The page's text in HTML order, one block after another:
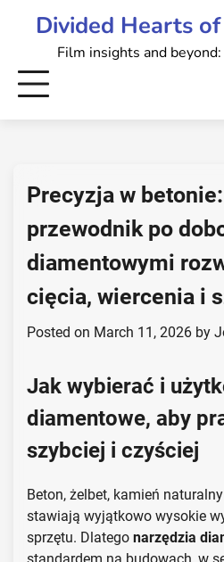
Divided Hearts
Film insights and
Precyzja w
przewodnik po
diamentowymi
cięcia, wiercenia i
Posted on March 11, 2026 by
Jak wybierać i
diamentowe, aby
szybciej i czyściej
Beton, żelbet, kamień
stawiają wyjątkowo wysokie
sprzętu. Dlatego narzędzia